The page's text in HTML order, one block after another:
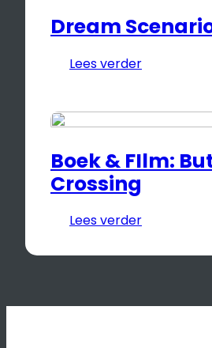
Dream
Lees verder
Boek & FIlm:
Crossing
Lees verder